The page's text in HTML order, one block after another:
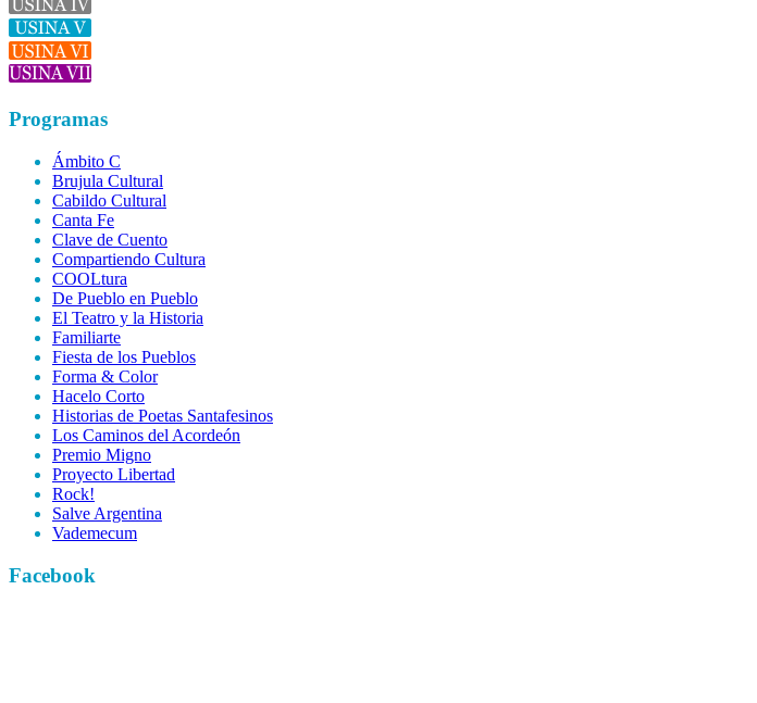
Programas
Ámbito C
Brujula Cultural
Cabildo Cultural
Canta Fe
Clave de Cuento
Compartiendo Cultura
COOLtura
De Pueblo en Pueblo
El Teatro y la Historia
Familiarte
Fiesta de los Pueblos
Forma & Color
Hacelo Corto
Historias de Poetas Santafesinos
Los Caminos del Acordeón
Premio Migno
Proyecto Libertad
Rock!
Salve Argentina
Vademecum
Facebook